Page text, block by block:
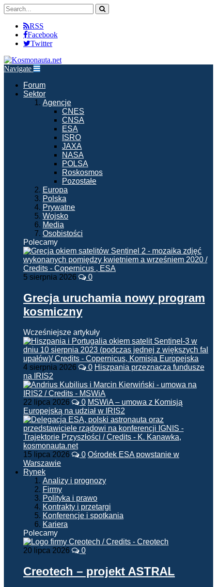
RSS
Facebook
Twitter
Navigate
Forum
Sektor
Agencje
CNES
CNSA
ESA
ISRO
JAXA
NASA
POLSA
Roskosmos
Pozostałe
Europa
Polska
Prywatne
Wojsko
Media
Osobistości
Polecamy
5 sierpnia 2026 0
Grecja uruchamia nowy program
kosmiczny
Wcześniejsze artykuły
4 sierpnia 2026 0 Hiszpania przeznacza fundusze
na IRIS2
22 lipca 2026 0 MSWiA – umowa z Komisją
Europejską na udział w IRIS2
15 lipca 2026 0 Ośrodek ESA powstanie w
Warszawie
Rynek
Analizy i prognozy
Firmy
Polityka i prawo
Kontrakty i przetargi
Konferencje i spotkania
Kariera
Polecamy
20 lipca 2026 0
Creotech – projekt ASTRAL